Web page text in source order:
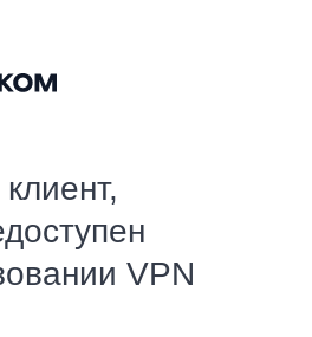
VPN